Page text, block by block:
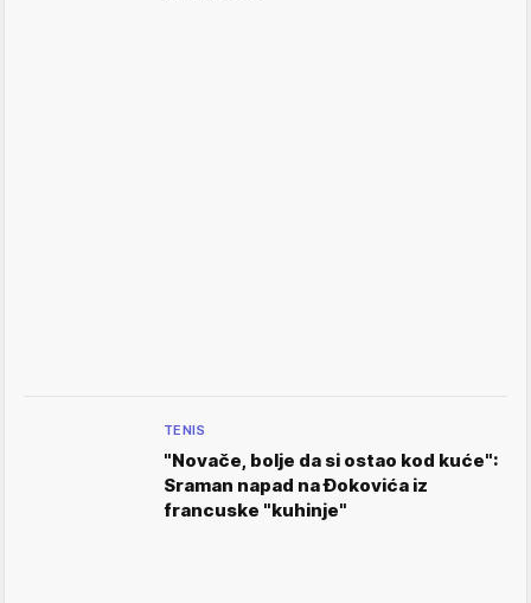
TENIS
"Novače, bolje da si ostao kod kuće":
Sraman napad na Đokovića iz
francuske "kuhinje"